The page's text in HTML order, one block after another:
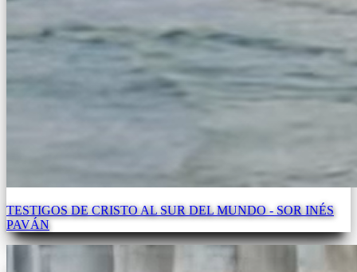
TESTIGOS DE CRISTO AL SUR DEL MUNDO - SOR INÉS
PAVÁN